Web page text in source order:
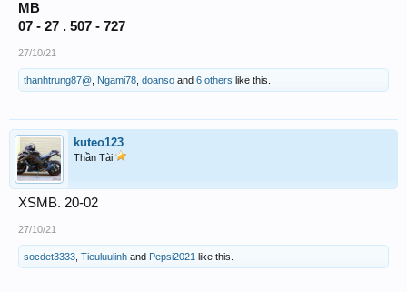
MB
07 - 27 . 507 - 727
27/10/21
thanhtrung87@ Ngami78 doanso and 6 others like this.
kuteo123
Thần Tài
XSMB. 20-02
27/10/21
socdet3333 Tieuluulinh and Pepsi2021 like this.